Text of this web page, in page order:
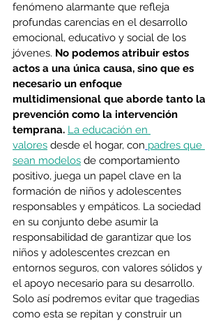
fenómeno alarmante que refleja
profundas carencias en el desarrollo
emocional, educativo y social de los
jóvenes. No podemos atribuir estos
actos a una única causa, sino que es
necesario un enfoque
multidimensional que aborde tanto la
prevención como la intervención
temprana. La educación en
valores desde el hogar, con padres que
sean modelos de comportamiento
positivo, juega un papel clave en la
formación de niños y adolescentes
responsables y empáticos. La sociedad
en su conjunto debe asumir la
responsabilidad de garantizar que los
niños y adolescentes crezcan en
entornos seguros, con valores sólidos y
el apoyo necesario para su desarrollo.
Solo así podremos evitar que tragedias
como esta se repitan y construir un